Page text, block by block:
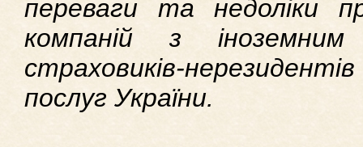
переваги та недоліки
компаній з
страховиків-
послуг України.